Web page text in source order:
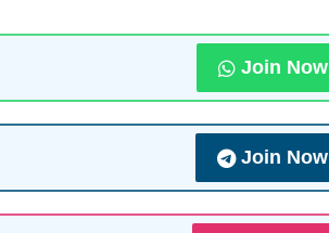
Join Now
Join Now